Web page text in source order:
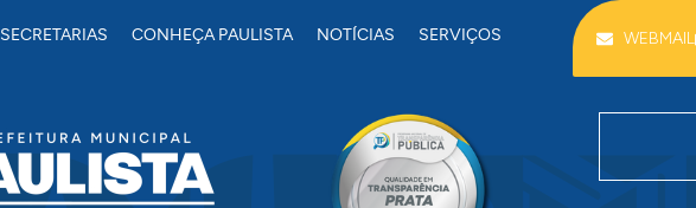
SECRETARIAS CONHEÇA PAULISTA NOTÍCIAS SERVIÇOS WEBMAIL